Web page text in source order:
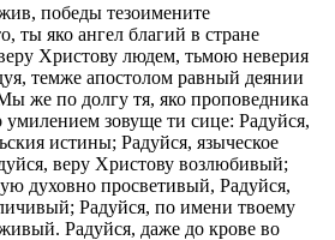
победы тезоимените
ты яко ангел благий в стране
Христову людем, тьмою неверия
темже апостолом равный деянии
же по долгу тя, яко проповедника
зовуще ти сице: Радуйся,
истины; Радуйся, языческое
веру Христову возлюбивый;
духовно просветивый, Радуйся,
Радуйся, по имени твоему
Радуйся, даже до крове во